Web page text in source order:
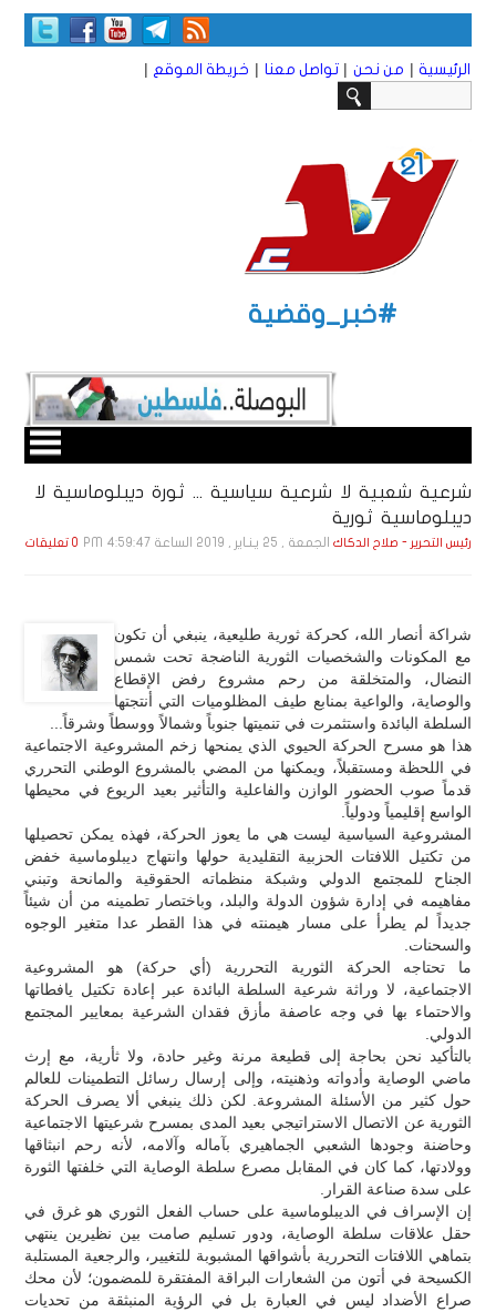
الرئيسية | من نحن | تواصل معنا | خريطة الموقع |
#خبر_وقضية
شرعية شعبية لا شرعية سياسية ... ثورة ديبلوماسية لا
ديبلوماسية ثورية
رئيس التحرير - صلاح الدكاك الجمعة , 25 يـنـاير , 2019 الساعة 4:59:47 PM 0 تعليقات
شراكة أنصار الله، كحركة ثورية طليعية، ينبغي أن تكون
مع المكونات والشخصيات الثورية الناضجة تحت شمس
النضال، والمتخلقة من رحم مشروع رفض الإقطاع
والوصاية، والواعية بمنابع طيف المظلوميات التي أنتجتها
السلطة البائدة واستثمرت في تنميتها جنوباً وشمالاً ووسطاً وشرقاً...
هذا هو مسرح الحركة الحيوي الذي يمنحها زخم المشروعية الاجتماعية
في اللحظة ومستقبلاً، ويمكنها من المضي بالمشروع الوطني التحرري
قدماً صوب الحضور الوازن والفاعلية والتأثير بعيد الريوع في محيطها
الواسع إقليمياً ودولياً.
المشروعية السياسية ليست هي ما يعوز الحركة، فهذه يمكن تحصيلها
من تكتيل اللافتات الحزبية التقليدية حولها وانتهاج ديبلوماسية خفض
الجناح للمجتمع الدولي وشبكة منظماته الحقوقية والمانحة وتبني
مفاهيمه في إدارة شؤون الدولة والبلد، وباختصار تطمينه من أن شيئاً
جديداً لم يطرأ على مسار هيمنته في هذا القطر عدا متغير الوجوه
والسحنات.
ما تحتاجه الحركة الثورية التحررية (أي حركة) هو المشروعية
الاجتماعية، لا وراثة شرعية السلطة البائدة عبر إعادة تكتيل يافطاتها
والاحتماء بها في وجه عاصفة مأزق فقدان الشرعية بمعايير المجتمع
الدولي.
بالتأكيد نحن بحاجة إلى قطيعة مرنة وغير حادة، ولا ثأرية، مع إرث
ماضي الوصاية وأدواته وذهنيته، وإلى إرسال رسائل التطمينات للعالم
حول كثير من الأسئلة المشروعة. لكن ذلك ينبغي ألا يصرف الحركة
الثورية عن الاتصال الاستراتيجي بعيد المدى بمسرح شرعيتها الاجتماعية
وحاضنة وجودها الشعبي الجماهيري بآماله وآلامه، لأنه رحم انبثاقها
وولادتها، كما كان في المقابل مصرع سلطة الوصاية التي خلفتها الثورة
على سدة صناعة القرار.
إن الإسراف في الديبلوماسية على حساب الفعل الثوري هو غرق في
حقل علاقات سلطة الوصاية، ودور تسليم صامت بين نظيرين ينتهي
بتماهي اللافتات التحررية بأشواقها المشبوبة للتغيير، والرجعية المستلبة
الكسيحة في أتون من الشعارات البراقة المفتقرة للمضمون؛ لأن محك
صراع الأضداد ليس في العبارة بل في الرؤية المنبثقة من تحديات